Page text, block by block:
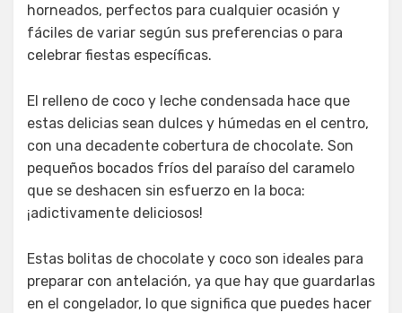
horneados, perfectos para cualquier ocasión y
fáciles de variar según sus preferencias o para
celebrar fiestas específicas.
El relleno de coco y leche condensada hace que
estas delicias sean dulces y húmedas en el centro,
con una decadente cobertura de chocolate. Son
pequeños bocados fríos del paraíso del caramelo
que se deshacen sin esfuerzo en la boca:
¡adictivamente deliciosos!
Estas bolitas de chocolate y coco son ideales para
preparar con antelación, ya que hay que guardarlas
en el congelador, lo que significa que puedes hacer